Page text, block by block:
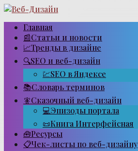
Перейти
контентуГлавная
📰Статьи и новости
📈Тренды в дизайне
🔍SEO и веб-дизайн
💹SEO в Яндексе
📚Словарь терминов
🧚Сказочный веб-дизайн
💻Эпизоды портала
📜Книга Интерфейсная
🧰Ресурсы
📋Чек-листы по веб-дизайну